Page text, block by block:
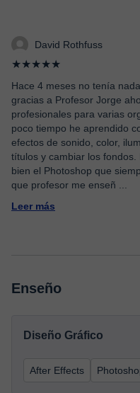
David Rothfuss
★★★★★
Hace 4 meses no tenía
gracias a Profesor Jorge
profesionales para varias
poco tiempo he aprendido
efectos de sonido, color,
títulos y cambiar los
bien el Photoshop que
que profesor me enseñ
Leer más
Enseño
Diseño Gráfico
After Effects